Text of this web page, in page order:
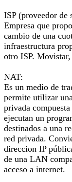
ISP (proveedor de
Empresa que
cambio de una
infraestructura
otro ISP.
NAT:
Es un medio de
permite utilizar
privada
ejecutan un
destinados a una
red privada.
direccion IP
de una LAN
acceso a internet.